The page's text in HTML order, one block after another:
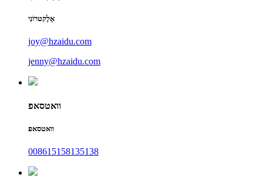
אֶלֶקטרוֹנִי
joy@hzaidu.com
jenny@hzaidu.com
וואטסאפ
וואטסאפ
008615158135138